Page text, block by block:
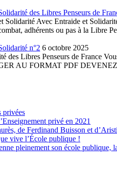
des Libres Penseurs de
Solidarité Avec Entraide et
adhérents ou pas à la
n°2 6 octobre 2025
des Libres Penseurs de France
AU FORMAT PDF
privées
privé en 2021
de Ferdinand Buisson et
vive l’École publique !
pleinement son école publique,